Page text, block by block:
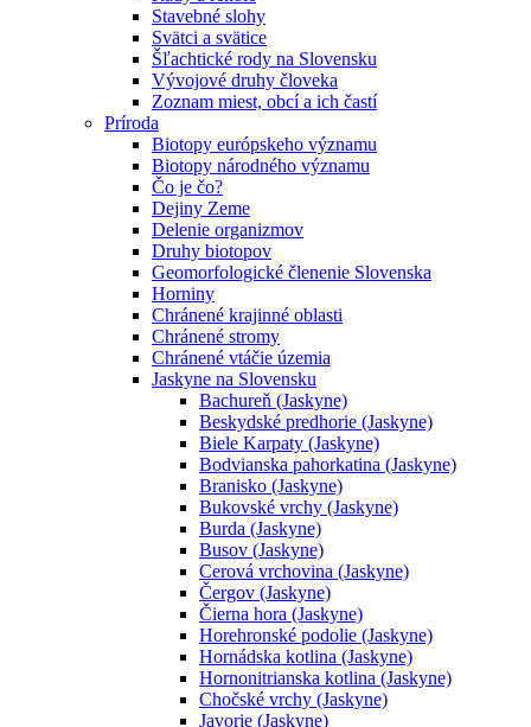
Stavebné slohy
Svätci a svätice
Šľachtické rody na Slovensku
Vývojové druhy človeka
Zoznam miest, obcí a ich častí
Príroda
Biotopy európskeho významu
Biotopy národného významu
Čo je čo?
Dejiny Zeme
Delenie organizmov
Druhy biotopov
Geomorfologické členenie Slovenska
Horniny
Chránené krajinné oblasti
Chránené stromy
Chránené vtáčie územia
Jaskyne na Slovensku
Bachureň (Jaskyne)
Beskydské predhorie (Jaskyne)
Biele Karpaty (Jaskyne)
Bodvianska pahorkatina (Jaskyne)
Branisko (Jaskyne)
Bukovské vrchy (Jaskyne)
Burda (Jaskyne)
Busov (Jaskyne)
Cerová vrchovina (Jaskyne)
Čergov (Jaskyne)
Čierna hora (Jaskyne)
Horehronské podolie (Jaskyne)
Hornádska kotlina (Jaskyne)
Hornonitrianska kotlina (Jaskyne)
Chočské vrchy (Jaskyne)
Javorie (Jaskyne)